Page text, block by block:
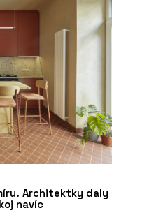
Architektky daly
navíc